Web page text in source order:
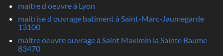
maitre d oeuvre à Lyon
maitrise d ouvrage batiment à Saint-Marc-Jaumegarde
13100
maitre oeuvre ouvrage à Saint Maximin la Sainte Baume
83470